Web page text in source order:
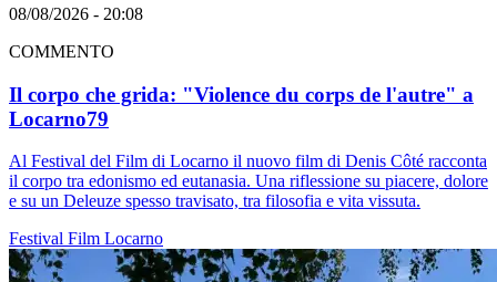
08/08/2026 - 20:08
COMMENTO
Il corpo che grida: "Violence du corps de l'autre" a
Locarno79
Al Festival del Film di Locarno il nuovo film di Denis Côté racconta
il corpo tra edonismo ed eutanasia. Una riflessione su piacere, dolore
e su un Deleuze spesso travisato, tra filosofia e vita vissuta.
Festival Film Locarno